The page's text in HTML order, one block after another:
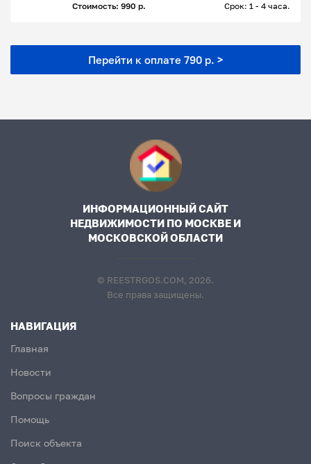
Стоимость: 990 р.
Срок: 1 - 4 часа.
Перейти к оплате 790 р. >
ИНФОРМАЦИОННЫЙ САЙТ
НЕДВИЖИМОСТИ ПО МОСКВЕ И
МОСКОВСКОЙ ОБЛАСТИ
© REESTRGOS.COM, 2026.
Все права защищены.
НАВИГАЦИЯ
Главная
Новости
Вопросы граждан
Помощь
Поиск объекта